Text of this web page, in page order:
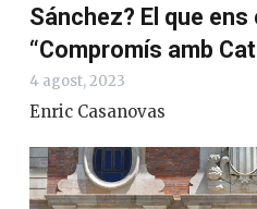
Sánchez? El que ens
“Compromís amb
4 agost, 2023
Enric Casanovas